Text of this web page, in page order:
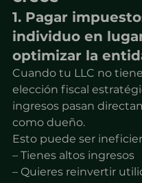
1. Pagar
individuo en
optimizar la
Cuando tu LLC no
elección fiscal
ingresos pasan
como dueño.
Esto puede ser
– Tienes altos ingresos
– Quieres reinvertir